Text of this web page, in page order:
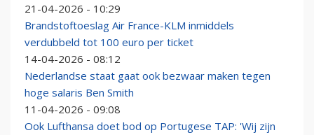
21-04-2026 - 10:29
Brandstoftoeslag Air France-KLM inmiddels
verdubbeld tot 100 euro per ticket
14-04-2026 - 08:12
Nederlandse staat gaat ook bezwaar maken tegen
hoge salaris Ben Smith
11-04-2026 - 09:08
Ook Lufthansa doet bod op Portugese TAP: 'Wij zijn